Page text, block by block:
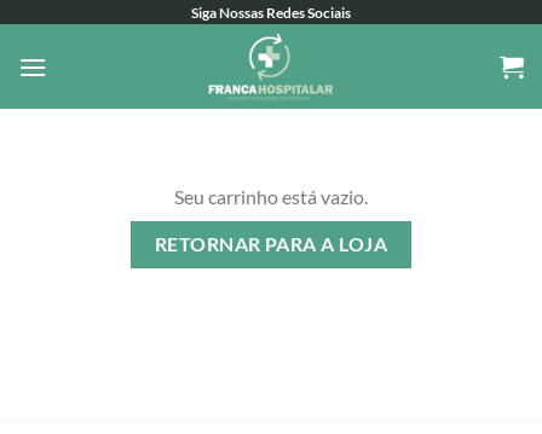
content
Siga Nossas Redes Sociais
Seu carrinho está vazio.
RETORNAR PARA A LOJA